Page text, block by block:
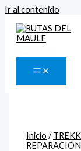
Ir al contenido
Inicio /